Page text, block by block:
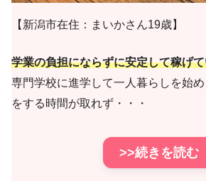
【新潟市在住：まいかさん19歳】
学業の負担にならずに安定して稼げ
専門学校に進学して一人暮らしを始
をする時間が取れず・・・
>>続きを読む